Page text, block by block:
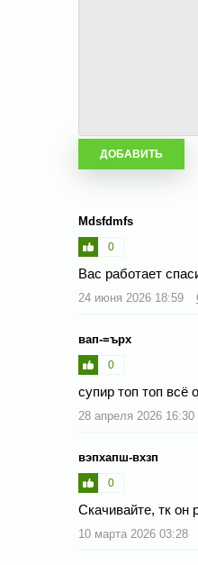
Mdsfdmfs
0
Вас работает
24 июня 2026 18:59
вап-=ърх
0
супир топ топ всё
28 апреля 2026 16:30
вэпхапш-вхзп
0
Скачивайте, тк он
10 марта 2026 03:28